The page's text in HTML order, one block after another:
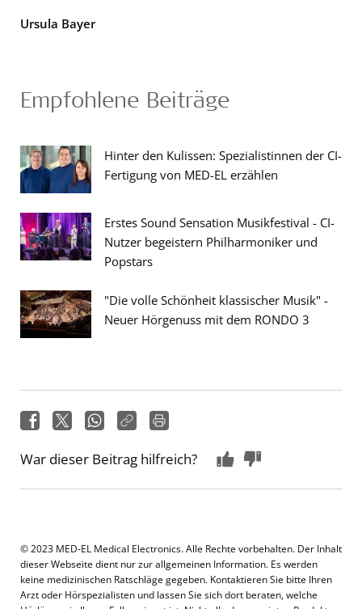
Ursula Bayer
Empfohlene Beiträge
Hinter den Kulissen: Spezialistinnen der CI-
Fertigung von MED-EL erzählen
Erstes Sound Sensation Musikfestival - CI-
Nutzer begeistern Philharmoniker und
Popstars
"Die volle Schönheit klassischer Musik" -
Neuer Hörgenuss mit dem RONDO 3
War dieser Beitrag hilfreich?
© 2023 MED-EL Medical Electronics. Alle Rechte vorbehalten. Der Inhalt
dieser Webseite dient nur zur allgemeinen Information. Es werden
keine medizinischen Ratschläge gegeben. Kontaktieren Sie bitte Ihren
Arzt oder Hörspezialisten und lassen Sie sich dort beraten, welche